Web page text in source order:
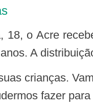
A
fazer